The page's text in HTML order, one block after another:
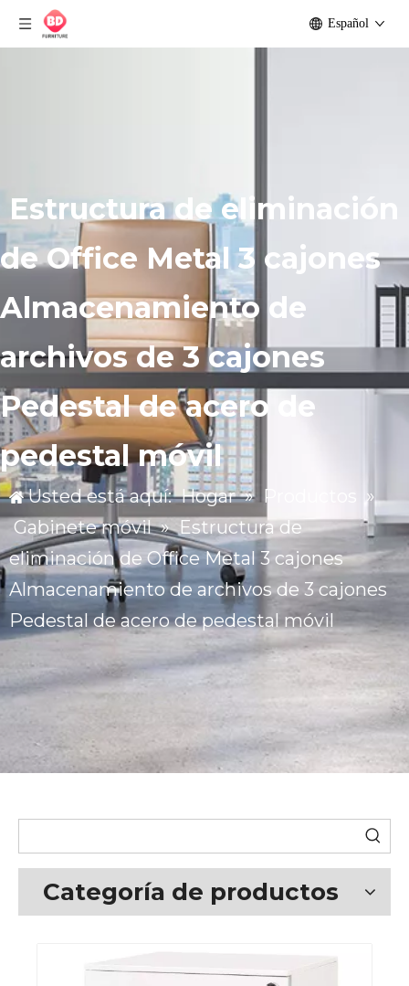
Español
Estructura de eliminación
de Office Metal 3 cajones
Almacenamiento de
archivos de 3 cajones
Pedestal de acero de
pedestal móvil
Usted está aquí: Hogar » Productos »
Gabinete móvil » Estructura de
eliminación de Office Metal 3 cajones
Almacenamiento de archivos de 3 cajones
Pedestal de acero de pedestal móvil
Categoría de productos